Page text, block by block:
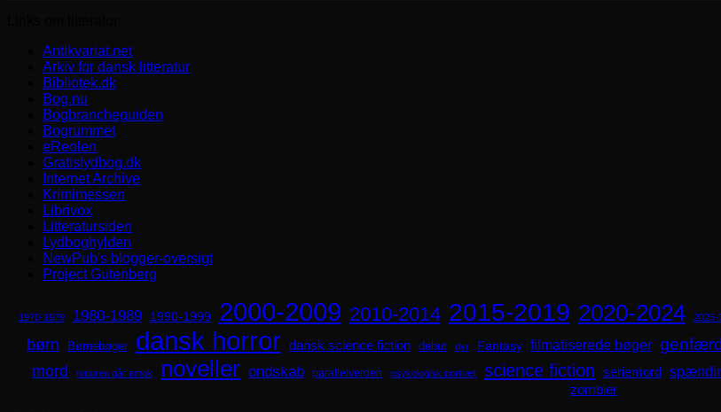
Antikvariat.net
Arkiv for dansk litteratur
Bibliotek.dk
Bog.nu
Bogbrancheguiden
Bogrummet
eReolen
Gratislydbog.dk
Internet Archive
Krimimessen
Librivox
Litteratursiden
Lydboghylden
NewPub's blogger-oversigt
Project Gutenberg
1970-1979 1980-1989 1990-1999 2000-2009 2010-2014 2015-2019 2020-2024 2025-
børn Børnebøger dansk horror dansk science fiction debut dyr Fantasy filmatiserede bøger genfærd
mord naturen går amok noveller ondskab parallelverden psykologisk portræt science fiction seriemord
zombier